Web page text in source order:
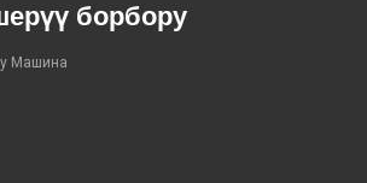
борбору
Машина